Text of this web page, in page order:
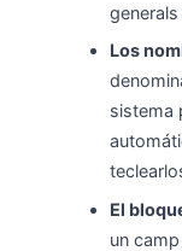
Los
sistema
El
un